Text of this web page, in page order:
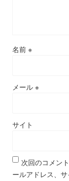
名前 ※
メール ※
サイト
次回のコメン
ールアドレス、サ